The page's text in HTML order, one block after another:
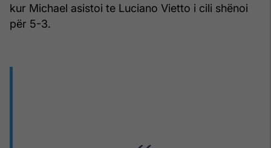
kur Michael asistoi te Luciano Vietto i cili shënoi
për 5-3.